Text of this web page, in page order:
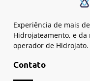
Experiência de mais
Hidrojateamento, e
operador de Hidrojato.
Contato